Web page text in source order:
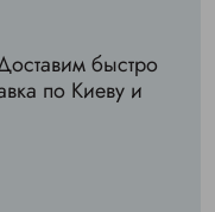
быстро
по Киеву и